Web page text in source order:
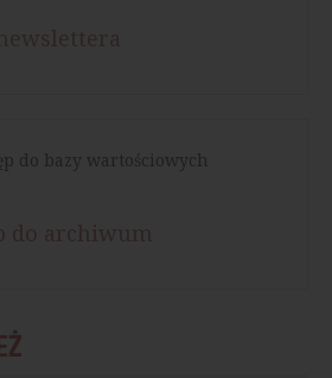
do bazy wartościowych